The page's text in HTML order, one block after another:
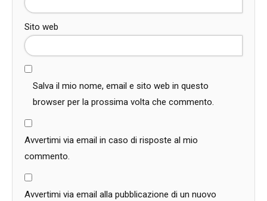
Sito web
Salva il mio nome, email e sito web in questo
browser per la prossima volta che commento.
Avvertimi via email in caso di risposte al mio
commento.
Avvertimi via email alla pubblicazione di un nuovo